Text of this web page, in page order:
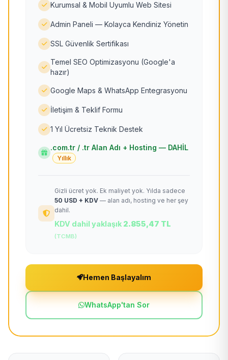
Kurumsal & Mobil Uyumlu Web Sitesi
Admin Paneli — Kolayca Kendiniz Yönetin
SSL Güvenlik Sertifikası
Temel SEO Optimizasyonu (Google'a
hazır)
Google Maps & WhatsApp Entegrasyonu
İletişim & Teklif Formu
1 Yıl Ücretsiz Teknik Destek
.com.tr / .tr Alan Adı + Hosting — DAHİL
Yıllık
Gizli ücret yok. Ek maliyet yok. Yılda sadece
50 USD + KDV — alan adı, hosting ve her şey
dahil.
KDV dahil yaklaşık 2.855,47 TL
(TCMB)
Hemen Başlayalım
WhatsApp'tan Sor